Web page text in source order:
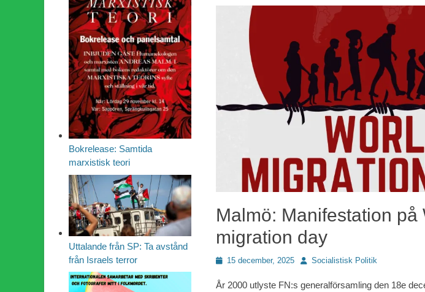
Malmö: Manifestation på
migration day
Publicerad
15 december, 2025 Författare
Socialistisk Politik
År 2000 utlyste FN:s generalförsamling den 18e
Bokrelease: Samtida
marxistisk teori
Uttalande från SP: Ta avstånd
från Israels terror